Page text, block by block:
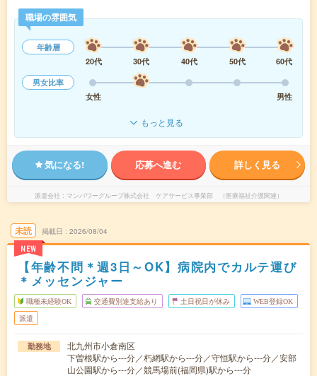
職場の雰囲気
年齢層
20代
30代 40代 50代
60代
男女比率
女性
男性
もっと見る
気になる! 応募へ進む 詳しく見る
派遣会社 マンパワーグループ株式会社 ケアサービス事業部 （医療福祉介護関連）
未読
NEW
掲載日 2026/08/04
【年齢不問＊週3日～OK】病院内でカルテ運び
＊メッセンジャー
職種未経験OK 交通費別途支給あり 土日祝日が休み WEB登録OK
派遣
勤務地
北九州市小倉南区
下曽根駅から---分／朽網駅から---分／守恒駅から---分／安部
山公園駅から---分／競馬場前(福岡県)駅から---分